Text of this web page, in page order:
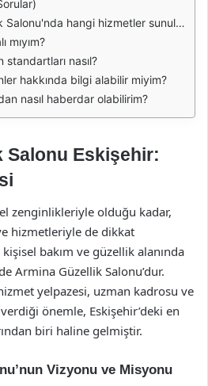
hangi hizmetler sunulmaktadır?
mıyım?
standartları nasıl?
hakkında bilgi alabilir miyim?
nasıl haberdar olabilirim?
Salonu Eskişehir:
zenginlikleriyle olduğu kadar,
hizmetleriyle de dikkat
bakım ve güzellik alanında
Armina Güzellik Salonu’dur.
yelpazesi, uzman kadrosu ve
önemle, Eskişehir’deki en
biri haline gelmiştir.
Vizyonu ve Misyonu